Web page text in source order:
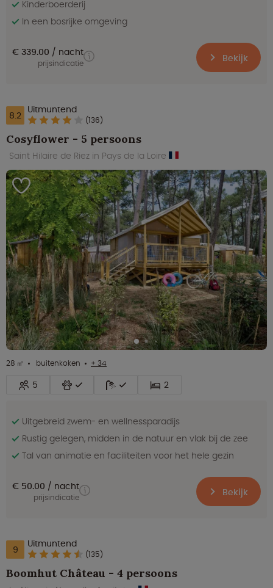
Kinderboerderij
In een bosrijke omgeving
€ 339.00 nacht
prijsindicatie Bekijk
8.2 Uitmuntend
(136)
Cosyflower - 5 persoons
Saint Hilaire de Riez in Pays de la Loire
28 ㎡ buitenkoken + 34
5 2
Uitgebreid zwem- en wellnessparadijs
Rustig gelegen, midden in de natuur en vlak bij de zee
Tal van animatie en faciliteiten voor het hele gezin
€ 50.00 nacht
prijsindicatie Bekijk
9 Uitmuntend
(135)
Boomhut Château - 4 persoons